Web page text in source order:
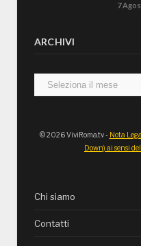
7
ARCHIVI
Archivi
© 2026 ViviRoma.tv - Nota
Down) ai sensi
Chi siamo
Contatti